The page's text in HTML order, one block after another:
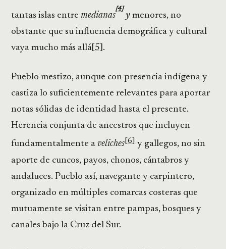
tantas islas entremedianas
[4]
y menores, no
obstante que su influencia demográfica y cultural
vaya mucho más allá[5] .
Pueblo mestizo, aunque con presencia indígena y
castiza lo suficientemente relevantes para aportar
notas sólidas de identidad hasta el presente.
Herencia conjunta de ancestros que incluyen
fundamentalmente aveliches[6] y gallegos, no sin
aporte de cuncos, payos, chonos, cántabros y
andaluces. Pueblo así, navegante y carpintero,
organizado en múltiples comarcas costeras que
mutuamente se visitan entre pampas, bosques y
canales bajo la Cruz del Sur.